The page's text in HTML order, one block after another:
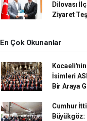
Dilovası
Ziyaret
En Çok Okunanlar
İsimleri
Bir Araya
Cumhur